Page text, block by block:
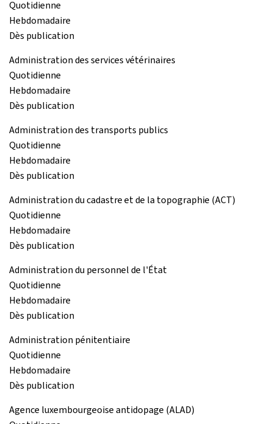
Quotidienne
Hebdomadaire
Dès publication
Administration des services vétérinaires
Quotidienne
Hebdomadaire
Dès publication
Administration des transports publics
Quotidienne
Hebdomadaire
Dès publication
Administration du cadastre et de la topographie (ACT)
Quotidienne
Hebdomadaire
Dès publication
Administration du personnel de l'État
Quotidienne
Hebdomadaire
Dès publication
Administration pénitentiaire
Quotidienne
Hebdomadaire
Dès publication
Agence luxembourgeoise antidopage (ALAD)